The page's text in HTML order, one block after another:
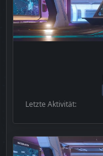
Letzte Aktivität